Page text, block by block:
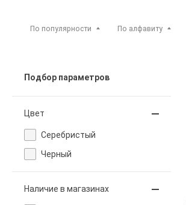
По популярности По алфавиту
Подбор параметров
Цвет
Серебристый
Черный
Наличие в магазинах